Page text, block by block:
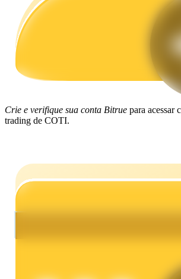
Aprenda como se manter lucrativo
Crie e verifique sua conta Bitrue para acessar
trading de COTI.